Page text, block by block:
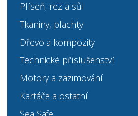
Plíseň, rez a sůl
Tkaniny, plachty
Dřevo a kompozity
Technické příslušenství
Motory a zazimování
Kartáče a ostatní
Sea Safe